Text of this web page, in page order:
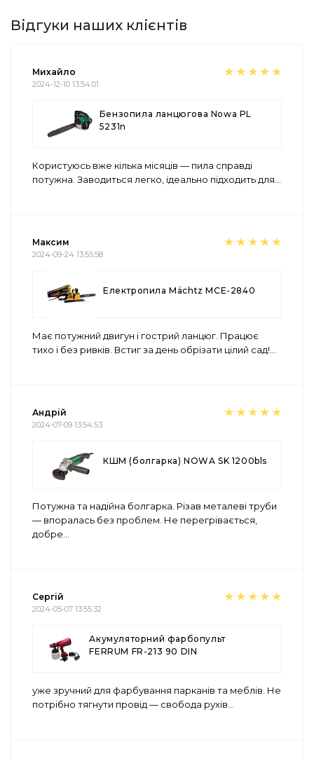
Відгуки наших клієнтів
Михайло
2024-12-10 13:54:01
Бензопила ланцюгова Nowa PL
5231n
Користуюсь вже кілька місяців — пила справді
потужна. Заводиться легко, ідеально підходить для...
Максим
2024-09-24 13:55:58
Електропила Mächtz MCE-2840
Має потужний двигун і гострий ланцюг. Працює
тихо і без ривків. Встиг за день обрізати цілий сад!...
Андрій
2024-07-09 13:54:53
КШМ (болгарка) NOWA SK 1200bls
Потужна та надійна болгарка. Різав металеві труби
— впоралась без проблем. Не перегрівається,
добре...
Сергій
2024-05-07 13:55:32
Акумуляторний фарбопульт
FERRUM FR-213 90 DIN
уже зручний для фарбування парканів та меблів. Не
потрібно тягнути провід — свобода рухів...